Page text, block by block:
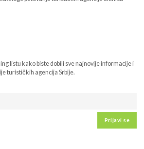
listu kako biste dobili sve najnovije informacije i
turističkih agencija Srbije.
Prijavi se